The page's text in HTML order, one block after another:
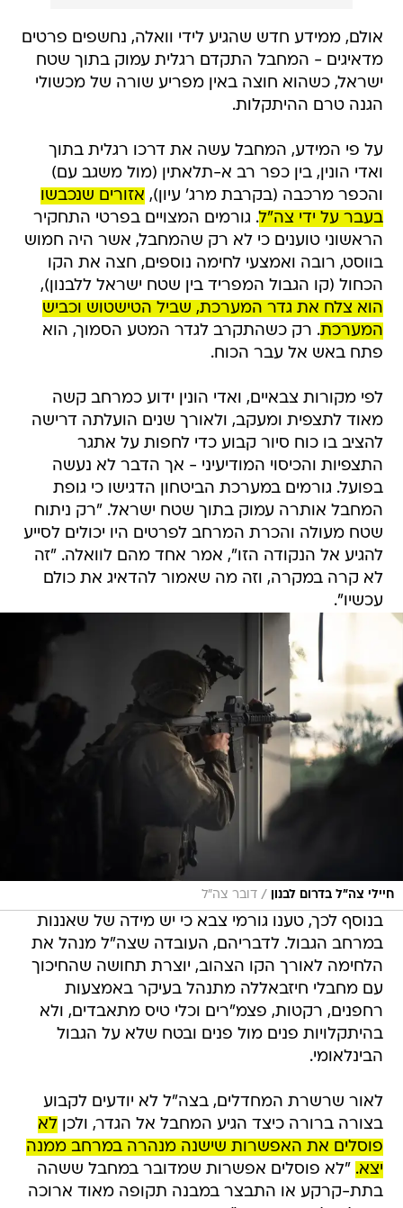
אולם, ממידע חדש שהגיע לידי וואלה, נחשפים פרטים
מדאיגים - המחבל התקדם רגלית עמוק בתוך שטח
ישראל, כשהוא חוצה באין מפריע שורה של מכשולי
הגנה טרם ההיתקלות.
על פי המידע, המחבל עשה את דרכו רגלית בתוך
ואדי הונין, בין כפר רב א-תלאתין (מול משגב עם)
והכפר מרכבה (בקרבת מרג' עיון), אזורים שנכבשו
בעבר על ידי צה"ל. גורמים המצויים בפרטי התחקיר
הראשוני טוענים כי לא רק שהמחבל, אשר היה חמוש
בווסט, רובה ואמצעי לחימה נוספים, חצה את הקו
הכחול (קו הגבול המפריד בין שטח ישראל ללבנון),
הוא צלח את גדר המערכת, שביל הטישטוש וכביש
המערכת. רק כשהתקרב לגדר המטע הסמוך, הוא
פתח באש אל עבר הכוח.
לפי מקורות צבאיים, ואדי הונין ידוע כמרחב קשה
מאוד לתצפית ומעקב, ולאורך שנים הועלתה דרישה
להציב בו כוח סיור קבוע כדי לחפות על אתגר
התצפיות והכיסוי המודיעיני - אך הדבר לא נעשה
בפועל. גורמים במערכת הביטחון הדגישו כי גופת
המחבל אותרה עמוק בתוך שטח ישראל. "רק ניתוח
שטח מעולה והכרת המרחב לפרטים היו יכולים לסייע
להגיע אל הנקודה הזו", אמר אחד מהם לוואלה. "זה
לא קרה במקרה, וזה מה שאמור להדאיג את כולם
עכשיו".
חיילי צה"ל בדרום לבנון / דובר צה"ל
בנוסף לכך, טענו גורמי צבא כי יש מידה של שאננות
במרחב הגבול. לדבריהם, העובדה שצה"ל מנהל את
הלחימה לאורך הקו הצהוב, יוצרת תחושה שהחיכוך
עם מחבלי חיזבאללה מתנהל בעיקר באמצעות
רחפנים, רקטות, פצמ"רים וכלי טיס מתאבדים, ולא
בהיתקלויות פנים מול פנים ובטח שלא על הגבול
הבינלאומי.
לאור שרשרת המחדלים, בצה"ל לא יודעים לקבוע
בצורה ברורה כיצד הגיע המחבל אל הגדר, ולכןלא
פוסלים את האפשרות שישנה מנהרה במרחב ממנה
יצא. "לא פוסלים אפשרות שמדובר במחבל ששהה
בתת-קרקע או התבצר במבנה תקופה מאוד ארוכה